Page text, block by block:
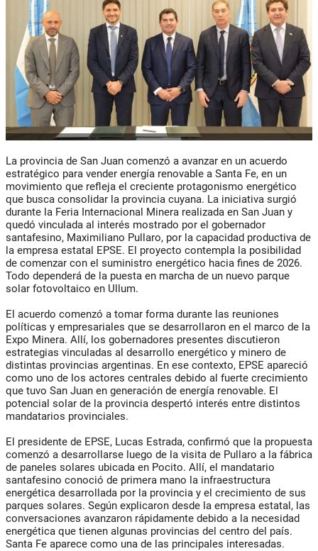
La provincia de San Juan comenzó a avanzar en un acuerdo
estratégico para vender energía renovable a Santa Fe, en un
movimiento que refleja el creciente protagonismo energético
que busca consolidar la provincia cuyana. La iniciativa surgió
durante la Feria Internacional Minera realizada en San Juan y
quedó vinculada al interés mostrado por el gobernador
santafesino, Maximiliano Pullaro, por la capacidad productiva de
la empresa estatal EPSE. El proyecto contempla la posibilidad
de comenzar con el suministro energético hacia fines de 2026.
Todo dependerá de la puesta en marcha de un nuevo parque
solar fotovoltaico en Ullum.
El acuerdo comenzó a tomar forma durante las reuniones
políticas y empresariales que se desarrollaron en el marco de la
Expo Minera. Allí, los gobernadores presentes discutieron
estrategias vinculadas al desarrollo energético y minero de
distintas provincias argentinas. En ese contexto, EPSE apareció
como uno de los actores centrales debido al fuerte crecimiento
que tuvo San Juan en generación de energía renovable. El
potencial solar de la provincia despertó interés entre distintos
mandatarios provinciales.
El presidente de EPSE, Lucas Estrada, confirmó que la propuesta
comenzó a desarrollarse luego de la visita de Pullaro a la fábrica
de paneles solares ubicada en Pocito. Allí, el mandatario
santafesino conoció de primera mano la infraestructura
energética desarrollada por la provincia y el crecimiento de sus
parques solares. Según explicaron desde la empresa estatal, las
conversaciones avanzaron rápidamente debido a la necesidad
energética que tienen algunas provincias del centro del país.
Santa Fe aparece como una de las principales interesadas.